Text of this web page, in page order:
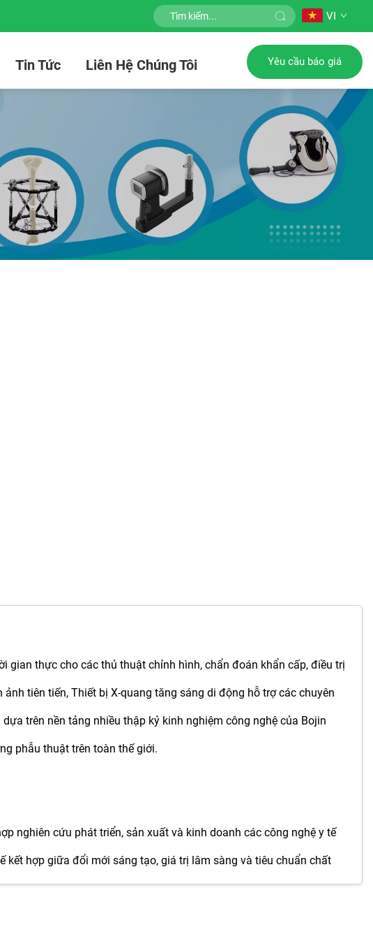
VI
Tin Tức Liên Hệ Chúng Tôi Yêu cầu báo giá
gian thực cho các thủ thuật chỉnh hình, chẩn đoán khẩn cấp, điều trị
tiên tiến, Thiết bị X-quang tăng sáng di động hỗ trợ các chuyên
trên nền tảng nhiều thập kỷ kinh nghiệm công nghệ của Bojin
phẫu thuật trên toàn thế giới.
nghiên cứu phát triển, sản xuất và kinh doanh các công nghệ y tế
kết hợp giữa đổi mới sáng tạo, giá trị lâm sàng và tiêu chuẩn chất